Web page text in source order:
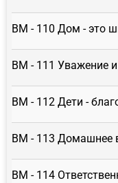
ВМ - 110 Дом - это
ВМ - 111 Уважение
ВМ - 112 Дети -
ВМ - 113 Домашнее
ВМ - 114